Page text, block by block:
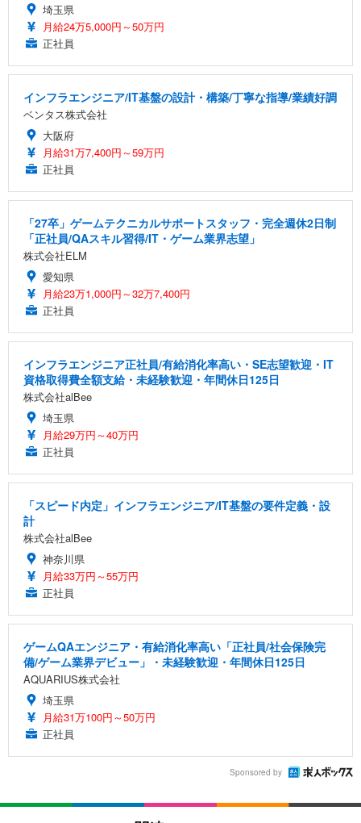
埼玉県
月給24万5,000円～50万円
正社員
インフラエンジニア/IT基盤の設計・構築/丁寧な指導/業績好調
ベンタス株式会社
大阪府
月給31万7,400円～59万円
正社員
「27卒」ゲームテクニカルサポートスタッフ・完全週休2日制
「正社員/QAスキル習得/IT・ゲーム業界志望」
株式会社ELM
愛知県
月給23万1,000円～32万7,400円
正社員
インフラエンジニア正社員/有給消化率高い・SE志望歓迎・IT
資格取得費全額支給・未経験歓迎・年間休日125日
株式会社alBee
埼玉県
月給29万円～40万円
正社員
「スピード内定」インフラエンジニア/IT基盤の要件定義・設
計
株式会社alBee
神奈川県
月給33万円～55万円
正社員
ゲームQAエンジニア・有給消化率高い「正社員/社会保険完
備/ゲーム業界デビュー」・未経験歓迎・年間休日125日
AQUARIUS株式会社
埼玉県
月給31万100円～50万円
正社員
Sponsored by